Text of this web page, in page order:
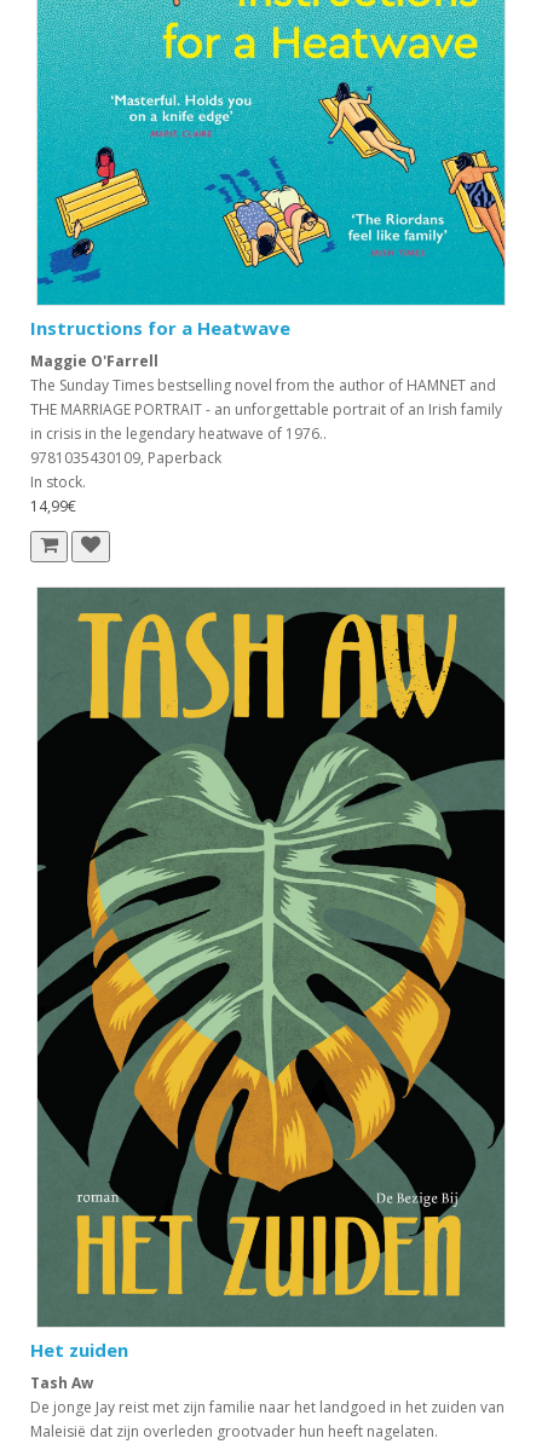
Instructions for a Heatwave
Maggie O'Farrell
The Sunday Times bestselling novel from the author of HAMNET and
THE MARRIAGE PORTRAIT - an unforgettable portrait of an Irish family
in crisis in the legendary heatwave of 1976..
9781035430109, Paperback
In stock.
14,99€
Het zuiden
Tash Aw
De jonge Jay reist met zijn familie naar het landgoed in het zuiden van
Maleisië dat zijn overleden grootvader hun heeft nagelaten.